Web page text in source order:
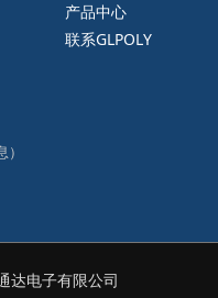
产品中心
联系GLPOLY
电子有限公司